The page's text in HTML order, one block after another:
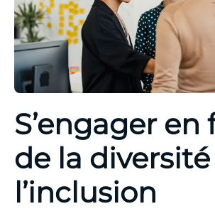
S’engager en
de la
l’inclusion